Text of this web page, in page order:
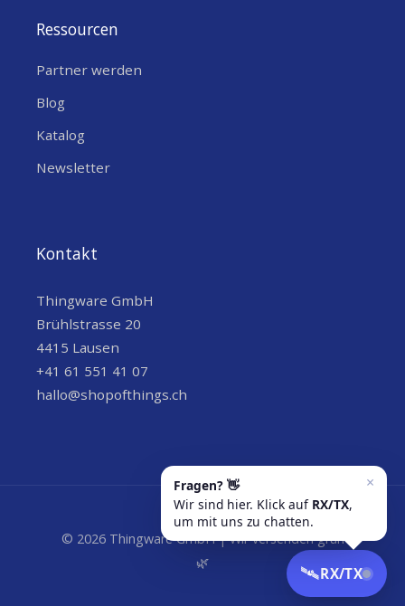
Ressourcen
Partner werden
Blog
Katalog
Newsletter
Kontakt
Thingware GmbH
Brühlstrasse 20
4415 Lausen
+41 61 551 41 07
hallo@shopofthings.ch
© 2026 Thingware GmbH | Wir versenden grün
🌿